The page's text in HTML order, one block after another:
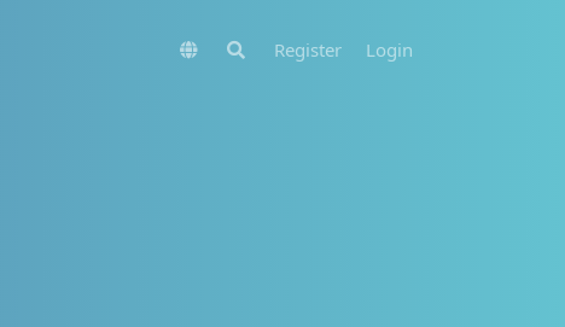
Register Login